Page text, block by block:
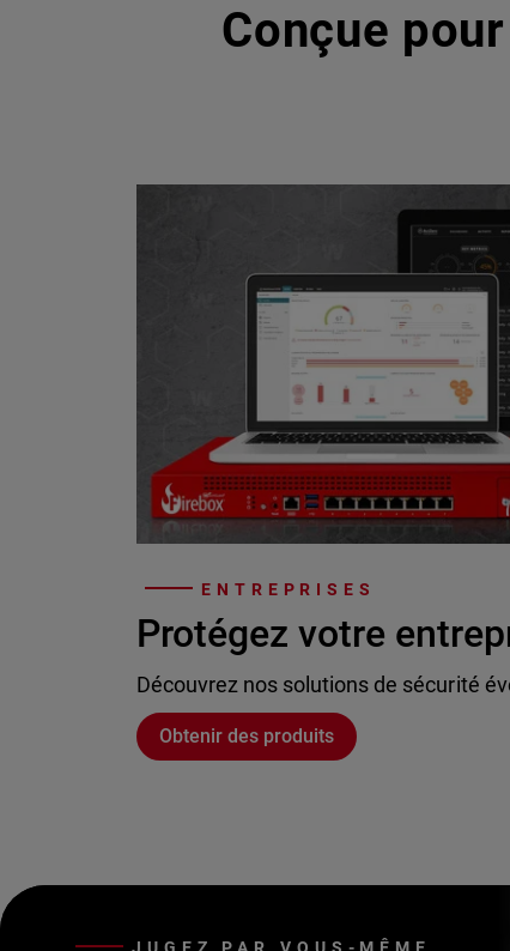
Conçue
ENTREPRISES
Protégez votre
Découvrez nos solutions de sécurité
Obtenir des produits